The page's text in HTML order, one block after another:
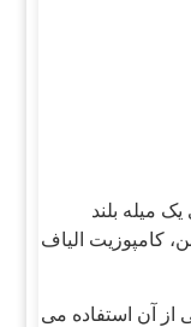
میله بلند
کامپوزیت الیاف
از آن استفاده می